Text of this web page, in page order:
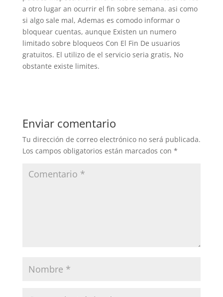
a otro lugar an ocurrir el fin sobre semana. asi­ como
si algo sale mal, Ademas es comodo informar o
bloquear cuentas, aunque Existen un numero
limitado sobre bloqueos Con El Fin De usuarios
gratuitos. El utilizo de el servicio seri­a gratis, No
obstante existe limites.
Enviar comentario
Tu dirección de correo electrónico no será publicada.
Los campos obligatorios están marcados con *